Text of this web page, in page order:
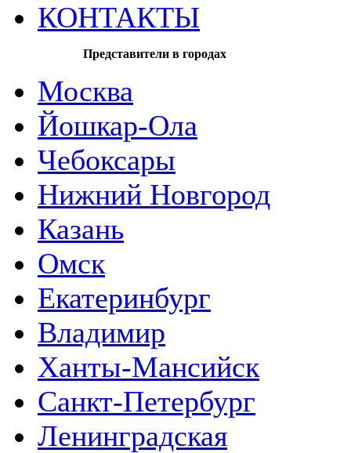
КОНТАКТЫ
Представители в городах
Москва
Йошкар-Ола
Чебоксары
Нижний Новгород
Казань
Омск
Екатеринбург
Владимир
Ханты-Мансийск
Санкт-Петербург
Ленинградская